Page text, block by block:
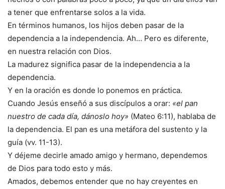
a tener que enfrentarse solos a la vida.
En términos humanos, los hijos deben pasar de la
dependencia a la independencia. Ah… Pero es diferente,
en nuestra relación con Dios.
La madurez significa pasar de la independencia a la
dependencia.
Y en la oración es donde lo ponemos en práctica.
Cuando Jesús enseñó a sus discípulos a orar: «el pan
nuestro de cada día, dánoslo hoy» (Mateo 6:11), hablaba de
la dependencia. El pan es una metáfora del sustento y la
guía (vv. 11-13).
Y déjeme decirle amado amigo y hermano, dependemos
de Dios para todo esto y más.
Amados, debemos entender que no hay creyentes en